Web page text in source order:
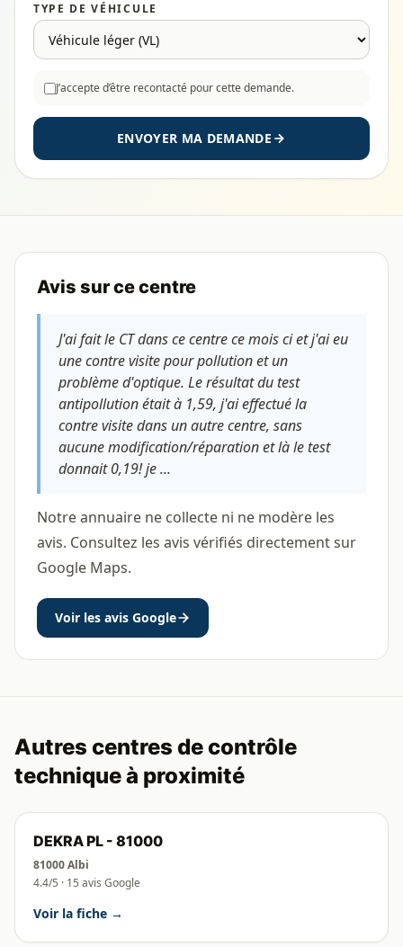
TYPE DE VÉHICULE
J’accepte d’être recontacté pour cette demande.
ENVOYER MA DEMANDE
Avis sur ce centre
J'ai fait le CT dans ce centre ce mois ci et j'ai eu
une contre visite pour pollution et un
problème d'optique. Le résultat du test
antipollution était à 1,59, j'ai effectué la
contre visite dans un autre centre, sans
aucune modification/réparation et là le test
donnait 0,19! je ...
Notre annuaire ne collecte ni ne modère les
avis. Consultez les avis vérifiés directement sur
Google Maps.
Voir les avis Google
Autres centres de contrôle
technique à proximité
DEKRA PL - 81000
81000 Albi
4.4/5 · 15 avis Google
Voir la fiche →